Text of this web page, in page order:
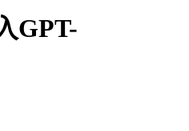
GPT-